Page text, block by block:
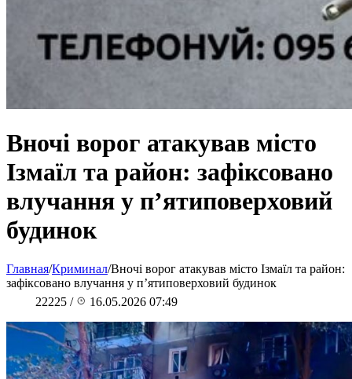
Вночі ворог атакував місто
Ізмаїл та район: зафіксовано
влучання у пʼятиповерховий
будинок
Главная/Криминал/Вночі ворог атакував місто Ізмаїл та район:
зафіксовано влучання у пʼятиповерховий будинок
22225 / 16.05.2026 07:49